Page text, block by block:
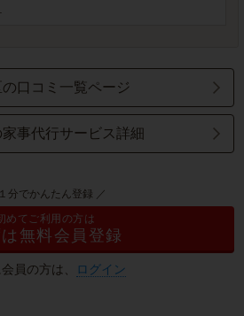
の口コミ一覧ページ
事代行サービス詳細
分でかんたん登録 ／
めてご利用の方は
は無料会員登録
員の方は、 ログイン